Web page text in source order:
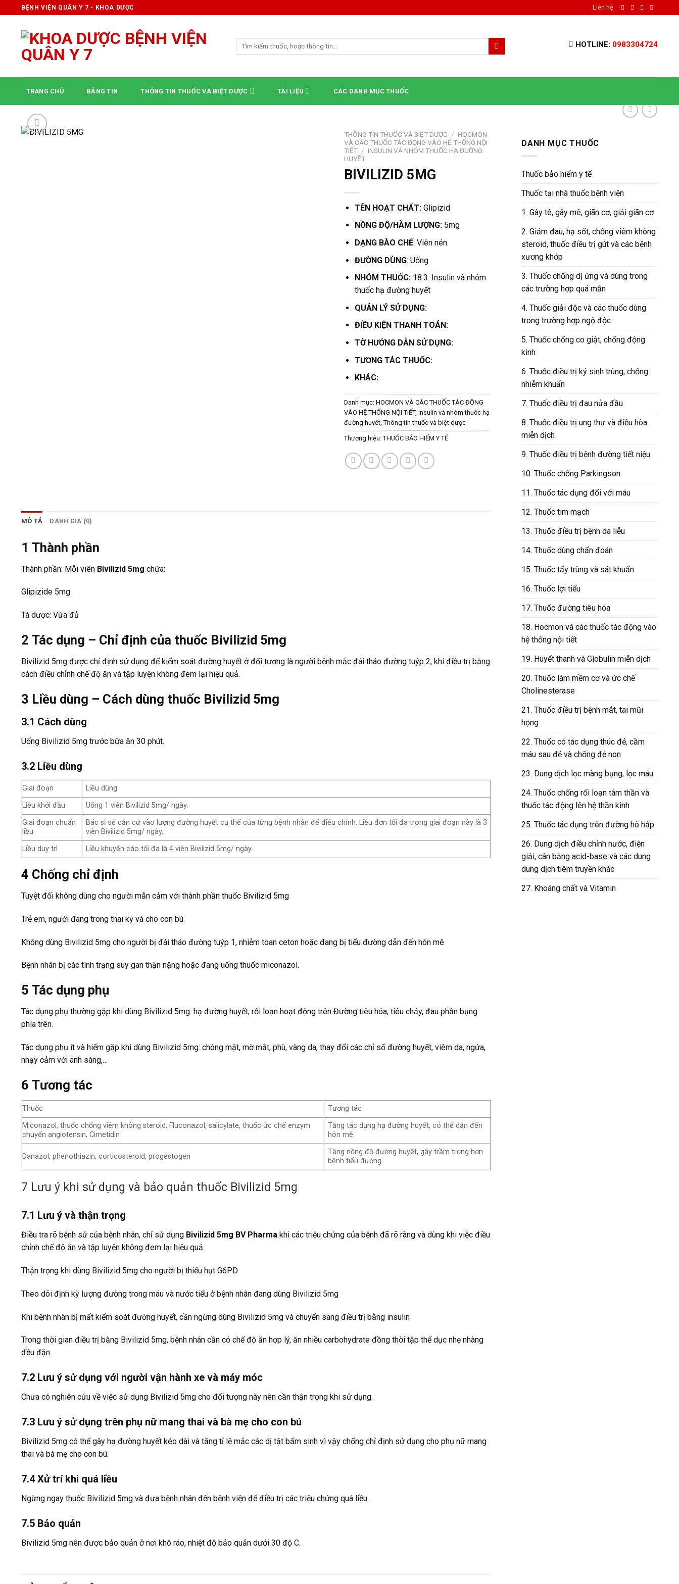
to
content
BỆNH VIỆN QUÂN Y 7 - KHOA DƯỢC Liên hệ
Tìm
HOTLINE: 0983304724
TRANG CHỦ BẢNG TIN THÔNG TIN THUỐC VÀ BIỆT DƯỢC TÀI LIỆU CÁC DANH MỤC THUỐC
DANH MỤC THUỐC
Thuốc bảo hiểm y tế
Thuốc tại nhà thuốc bệnh viện
1. Gây tê, gây mê, giãn cơ, giải giãn cơ
2. Giảm đau, hạ sốt, chống viêm không
steroid, thuốc điều trị gút và các bệnh
xương khớp
3. Thuốc chống dị ứng và dùng trong
các trường hợp quá mẫn
4. Thuốc giải độc và các thuốc dùng
trong trường hợp ngộ độc
5. Thuốc chống co giật, chống động
kinh
6. Thuốc điều trị ký sinh trùng, chống
nhiễm khuẩn
7. Thuốc điều trị đau nửa đầu
8. Thuốc điều trị ung thư và điều hòa
miễn dịch
9. Thuốc điều trị bệnh đường tiết niệu
10. Thuốc chống Parkingson
11. Thuốc tác dụng đối với máu
12. Thuốc tim mạch
13. Thuốc điều trị bệnh da liễu
14. Thuốc dùng chẩn đoán
15. Thuốc tẩy trùng và sát khuẩn
16. Thuốc lợi tiểu
17. Thuốc đường tiêu hóa
18. Hocmon và các thuốc tác động vào
hệ thống nội tiết
19. Huyết thanh và Globulin miễn dịch
20. Thuốc làm mềm cơ và ức chế
Cholinesterase
21. Thuốc điều trị bệnh mắt, tai mũi
họng
22. Thuốc có tác dụng thúc đẻ, cầm
máu sau đẻ và chống đẻ non
23. Dung dịch lọc màng bụng, lọc máu
24. Thuốc chống rối loạn tâm thần và
thuốc tác động lên hệ thần kinh
25. Thuốc tác dụng trên đường hô hấp
26. Dung dịch điều chỉnh nước, điện
giải, cân bằng acid-base và các dung
dung dịch tiêm truyền khác
27. Khoáng chất và Vitamin
THÔNG TIN THUỐC VÀ BIỆT DƯỢC / HOCMON
VÀ CÁC THUỐC TÁC ĐỘNG VÀO HỆ THỐNG NỘI
TIẾT / INSULIN VÀ NHÓM THUỐC HẠ ĐƯỜNG
HUYẾT
BIVILIZID 5MG
TÊN HOẠT CHẤT: Glipizid
NỒNG ĐỘ/HÀM LƯỢNG: 5mg
DẠNG BÀO CHẾ: Viên nén
ĐƯỜNG DÙNG: Uống
NHÓM THUỐC: 18.3. Insulin và nhóm
thuốc hạ đường huyết
QUẢN LÝ SỬ DỤNG:
ĐIỀU KIỆN THANH TOÁN:
TỜ HƯỚNG DẪN SỬ DỤNG:
TƯƠNG TÁC THUỐC:
KHÁC:
Danh mục:HOCMON VÀ CÁC THUỐC TÁC ĐỘNG
VÀO HỆ THỐNG NỘI TIẾT,Insulin và nhóm thuốc hạ
đường huyết ,Thông tin thuốc và biệt dược
Thương hiệu:THUỐC BẢO HIỂM Y TẾ
MÔ TẢ ĐÁNH GIÁ (0)
1 Thành phần
Thành phần: Mỗi viên Bivilizid 5mg chứa:
Glipizide 5mg
Tá dược: Vừa đủ
2 Tác dụng – Chỉ định của thuốc Bivilizid 5mg
Bivilizid 5mg được chỉ định sử dụng để kiểm soát đường huyết ở đối tượng là người bệnh mắc đái tháo đường tuýp 2, khi điều trị bằng
cách điều chỉnh chế độ ăn và tập luyện không đem lại hiệu quả.
3 Liều dùng – Cách dùng thuốc Bivilizid 5mg
3.1 Cách dùng
Uống Bivilizid 5mg trước bữa ăn 30 phút.
3.2 Liều dùng
Giai đoạn
Liều dùng
Liều khởi đầu
Uống 1 viên Bivilizid 5mg/ ngày.
Giai đoạn chuẩn
liều
Bác sĩ sẽ căn cứ vào lượng đường huyết cụ thể của từng bệnh nhân để điều chỉnh. Liều đơn tối đa trong giai đoạn này là 3
viên Bivilizid 5mg/ ngày.
Liều duy trì
Liều khuyến cáo tối đa là 4 viên Bivilizid 5mg/ ngày.
4 Chống chỉ định
Tuyệt đối không dùng cho người mẫn cảm với thành phần thuốc Bivilizid 5mg
Trẻ em, người đang trong thai kỳ và cho con bú.
Không dùng Bivilizid 5mg cho người bị đái tháo đường tuýp 1, nhiễm toan ceton hoặc đang bị tiểu đường dẫn đến hôn mê
Bệnh nhân bị các tình trạng suy gan thận nặng hoặc đang uống thuốc miconazol.
5 Tác dụng phụ
Tác dụng phụ thường gặp khi dùng Bivilizid 5mg: hạ đường huyết, rối loạn hoạt động trên Đường tiêu hóa, tiêu chảy, đau phần bụng
phía trên.
Tác dụng phụ ít và hiếm gặp khi dùng Bivilizid 5mg: chóng mặt, mờ mắt, phù, vàng da, thay đổi các chỉ số đường huyết, viêm da, ngứa,
nhạy cảm với ánh sáng,…
6 Tương tác
Thuốc
Tương tác
Miconazol, thuốc chống viêm không steroid, Fluconazol, salicylate, thuốc ức chế enzym
chuyển angiotensin, Cimetidin
Tăng tác dụng hạ đường huyết, có thể dẫn đến
hôn mê
Danazol, phenothiazin, corticosteroid, progestogen
Tăng nồng độ đường huyết, gây trầm trọng hơn
bệnh tiểu đường
7 Lưu ý khi sử dụng và bảo quản thuốc Bivilizid 5mg
7.1 Lưu ý và thận trọng
Điều tra rõ bệnh sử của bệnh nhân, chỉ sử dụng Bivilizid 5mg BV Pharma khi các triệu chứng của bệnh đã rõ ràng và dùng khi việc điều
chỉnh chế độ ăn và tập luyện không đem lại hiệu quả.
Thận trọng khi dùng Bivilizid 5mg cho người bị thiếu hụt G6PD.
Theo dõi định kỳ lượng đường trong máu và nước tiểu ở bệnh nhân đang dùng Bivilizid 5mg
Khi bệnh nhân bị mất kiểm soát đường huyết, cần ngừng dùng Bivilizid 5mg và chuyển sang điều trị bằng insulin
Trong thời gian điều trị bằng Bivilizid 5mg, bệnh nhân cần có chế độ ăn hợp lý, ăn nhiều carbohydrate đồng thời tập thể dục nhẹ nhàng
đều đặn
7.2 Lưu ý sử dụng với người vận hành xe và máy móc
Chưa có nghiên cứu về việc sử dụng Bivilizid 5mg cho đối tượng này nên cần thận trọng khi sử dụng.
7.3 Lưu ý sử dụng trên phụ nữ mang thai và bà mẹ cho con bú
Bivilizid 5mg có thể gây hạ đường huyết kéo dài và tăng tỉ lệ mắc các dị tật bẩm sinh vì vậy chống chỉ định sử dụng cho phụ nữ mang
thai và bà mẹ cho con bú.
7.4 Xử trí khi quá liều
Ngừng ngay thuốc Bivilizid 5mg và đưa bệnh nhân đến bệnh viện để điều trị các triệu chứng quá liều.
7.5 Bảo quản
Bivilizid 5mg nên được bảo quản ở nơi khô ráo, nhiệt độ bảo quản dưới 30 độ C.